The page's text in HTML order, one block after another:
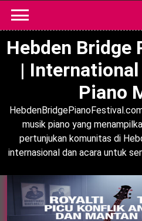
content
Hebden Bridge
|
Piano
musik piano yang
pertunjukan komunitas di
internasional dan acara untuk